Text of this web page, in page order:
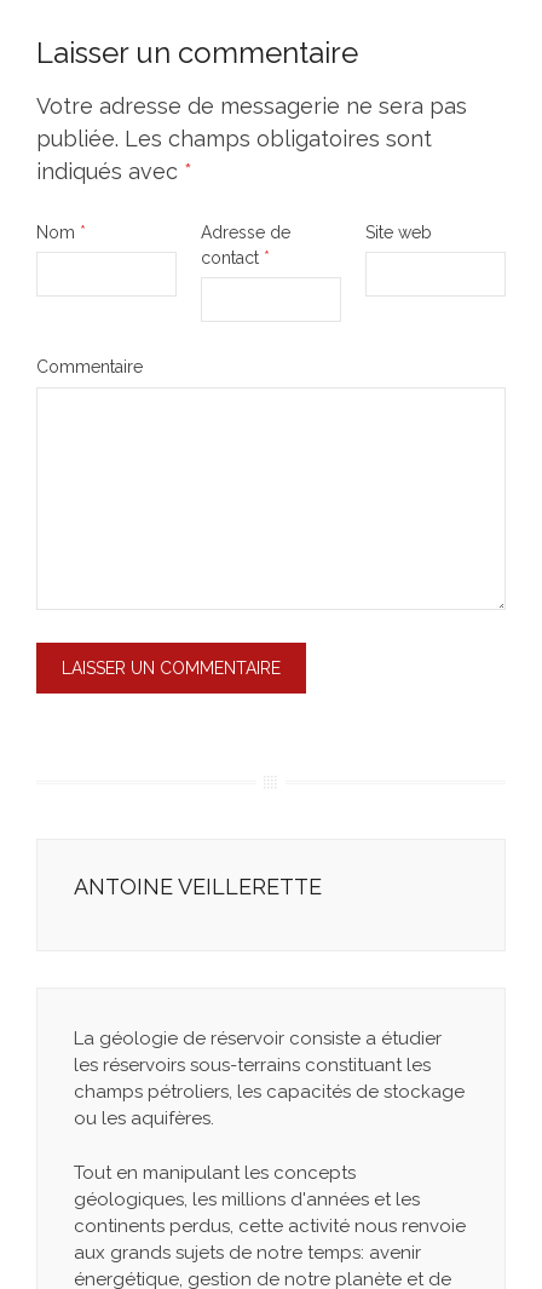
Post
navigation
Laisser un commentaire
Votre adresse de messagerie ne sera pas
publiée. Les champs obligatoires sont
indiqués avec *
Nom *
Adresse de
contact *
Site web
Commentaire
ANTOINE VEILLERETTE
La géologie de réservoir consiste a étudier
les réservoirs sous-terrains constituant les
champs pétroliers, les capacités de stockage
ou les aquifères.
Tout en manipulant les concepts
géologiques, les millions d'années et les
continents perdus, cette activité nous renvoie
aux grands sujets de notre temps: avenir
énergétique, gestion de notre planète et de